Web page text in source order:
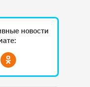
новости
Одноклассники